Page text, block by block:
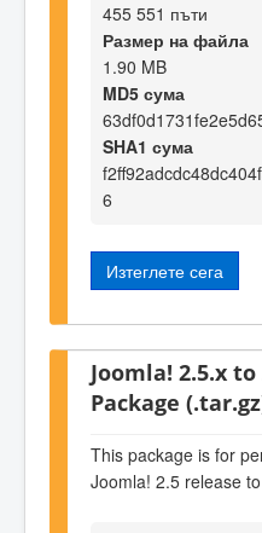
455 551 пъти
Размер на файла
1.90 MB
MD5 сума
SHA1 сума
6
Изтеглете сега
Joomla! 2.5.x to
Package
This package is for
Joomla! 2.5 release